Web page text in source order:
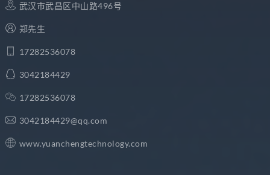
武汉市武昌区中山路496号
郑先生
17282536078
3042184429
17282536078
3042184429@qq.com
www.yuanchengtechnology.com